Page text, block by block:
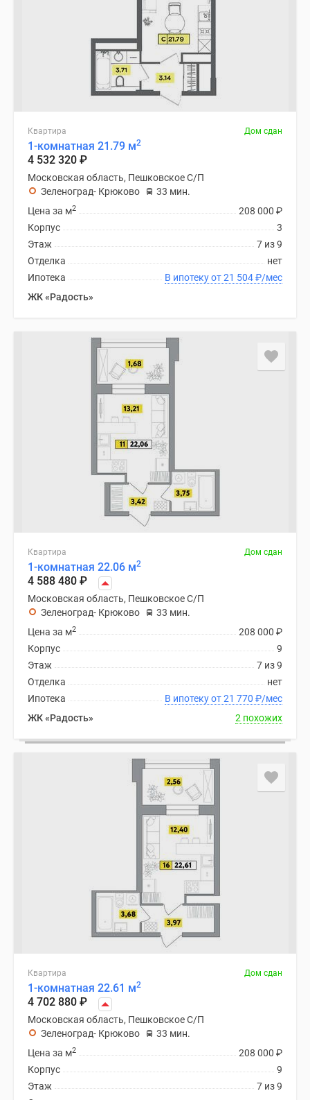
Квартира Дом сдан
1-комнатная 21.79 м2
4 532 320 ₽
Московская область, Пешковское С/П
Зеленоград- Крюково
33 мин.
208 000 ₽
Цена за м2
3
Корпус
7 из 9
Этаж
нет
Отделка
В ипотеку от 21 504₽/мес
Ипотека
ЖК «Радость»
Квартира Дом сдан
1-комнатная 22.06 м2
4 588 480 ₽
Московская область, Пешковское С/П
Зеленоград- Крюково
33 мин.
208 000 ₽
Цена за м2
9
Корпус
7 из 9
Этаж
нет
Отделка
В ипотеку от 21 770 ₽/мес
Ипотека
ЖК «Радость»
2 похожих
Квартира Дом сдан
1-комнатная 22.61 м2
4 702 880 ₽
Московская область, Пешковское С/П
Зеленоград- Крюково
33 мин.
208 000 ₽
Цена за м2
9
Корпус
7 из 9
Этаж